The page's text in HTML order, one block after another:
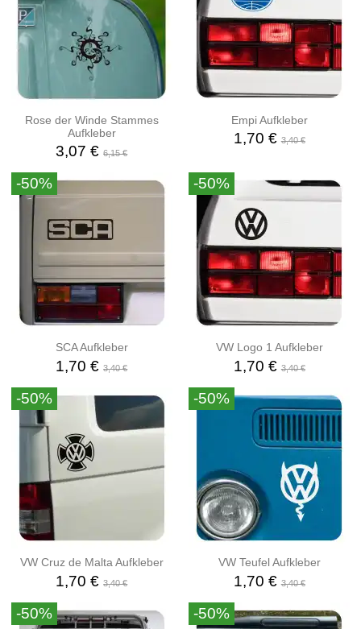
Rose der Winde Stammes
Aufkleber
3,07 €6,15 €
Empi Aufkleber
1,70 €3,40 €
-50%
SCA Aufkleber
1,70 €3,40 €
-50%
VW Logo 1 Aufkleber
1,70 €3,40 €
-50%
VW Cruz de Malta Aufkleber
1,70 €3,40 €
-50%
VW Teufel Aufkleber
1,70 €3,40 €
-50% -50%